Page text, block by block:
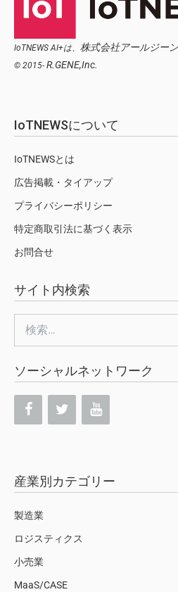
IoTNEWS AI+は、 株式会社アールジーン
© 2015- R.GENE,Inc.
IoTNEWSについて
IoTNEWSとは
広告掲載・タイアップ
プライバシーポリシー
特定商取引法に基づく表示
お問合せ
サイト内検索
索:
ソーシャルネットワーク
産業別カテゴリー
製造業
ロジスティクス
小売業
MaaS/CASE